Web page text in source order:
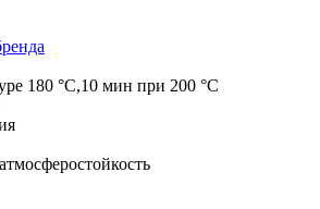
180 °С,10 мин при 200 °С